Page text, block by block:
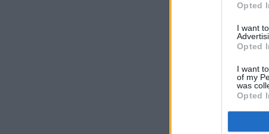
Opted
I want
Opted
I want
of my
was
Opted